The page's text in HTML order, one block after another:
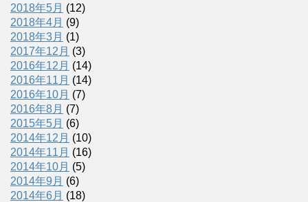
2018年5月 (12)
2018年4月 (9)
2018年3月 (1)
2017年12月 (3)
2016年12月 (14)
2016年11月 (14)
2016年10月 (7)
2016年8月 (7)
2015年5月 (6)
2014年12月 (10)
2014年11月 (16)
2014年10月 (5)
2014年9月 (6)
2014年6月 (18)